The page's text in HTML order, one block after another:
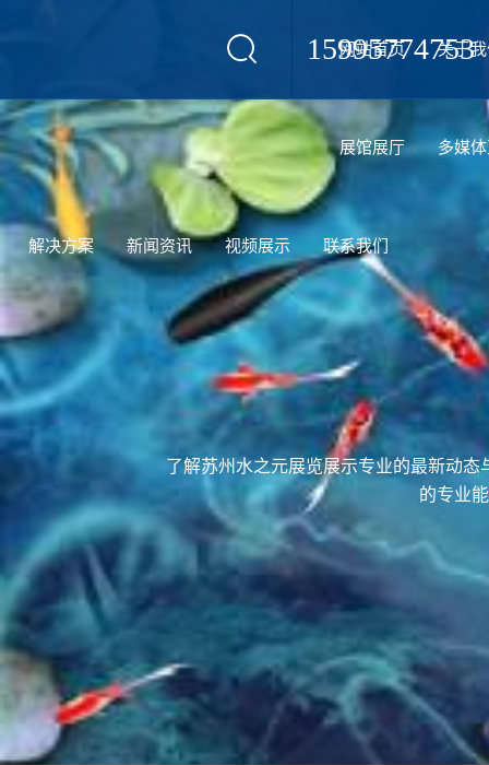
15995774753
网站首页 关于
展馆展厅 多媒
解决方案 新闻资讯 视频展示 联系我们
了解苏州水之元展览展示专业的最新动
的专业